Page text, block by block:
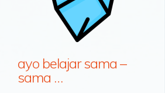
ayo belajar sama –
sama …